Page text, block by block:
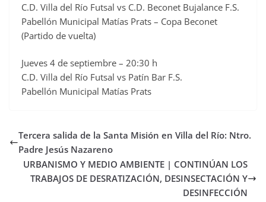
C.D. Villa del Río Futsal vs C.D. Beconet Bujalance F.S.
Pabellón Municipal Matías Prats – Copa Beconet
(Partido de vuelta)
Jueves 4 de septiembre – 20:30 h
C.D. Villa del Río Futsal vs Patín Bar F.S.
Pabellón Municipal Matías Prats
Tercera salida de la Santa Misión en Villa del Río: Ntro.
Padre Jesús Nazareno
URBANISMO Y MEDIO AMBIENTE | CONTINÚAN LOS
TRABAJOS DE DESRATIZACIÓN, DESINSECTACIÓN Y
DESINFECCIÓN